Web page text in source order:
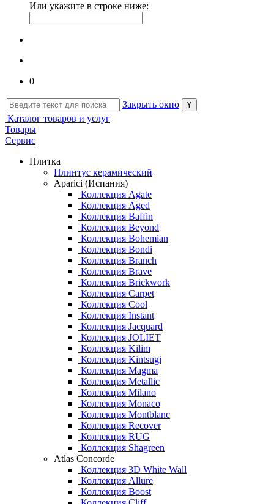
Или укажите в строке ниже:
0
Закрыть окно
Каталог товаров и услуг
Товары
Сервис
Плитка
Плинтус керамический
Aparici (Испания)
Коллекция Agate
Коллекция Aged
Коллекция Baffin
Коллекция Beyond
Коллекция Bohemian
Коллекция Bondi
Коллекция Branch
Коллекция Brave
Коллекция Brickwork
Коллекция Carpet
Коллекция Cool
Коллекция Instant
Коллекция Jacquard
Коллекция JOLIET
Коллекция Kilim
Коллекция Kintsugi
Коллекция Magma
Коллекция Metallic
Коллекция Milano
Коллекция Monaco
Коллекция Montblanc
Коллекция Recover
Коллекция RUG
Коллекция Shagreen
Atlas Concorde
Коллекция 3D White Wall
Коллекция Allure
Коллекция Boost